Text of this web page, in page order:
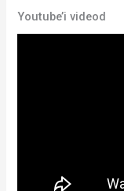
Youtube’i videod